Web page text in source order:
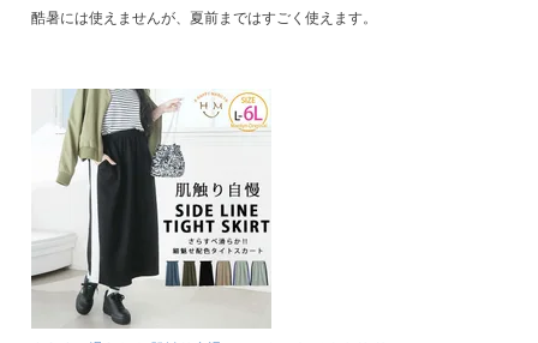
酷暑には使えませんが、夏前まではすごく使えます。